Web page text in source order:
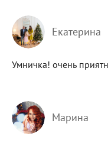
Екатерина
Умничка! очень
Марина